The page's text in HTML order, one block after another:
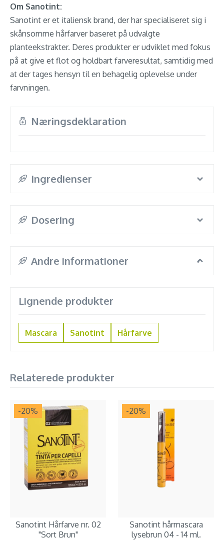
Om Sanotint:
Sanotint er et italiensk brand, der har specialiseret sig i
skånsomme hårfarver baseret på udvalgte
planteekstrakter. Deres produkter er udviklet med fokus
på at give et flot og holdbart farveresultat, samtidig med
at der tages hensyn til en behagelig oplevelse under
farvningen.
Næringsdeklaration
Ingredienser
Dosering
Andre informationer
Lignende produkter
Mascara Sanotint Hårfarve
Relaterede produkter
-20%
Sanotint Hårfarve nr. 02
"Sort Brun"
-20%
Sanotint hårmascara
lysebrun 04 - 14 ml.